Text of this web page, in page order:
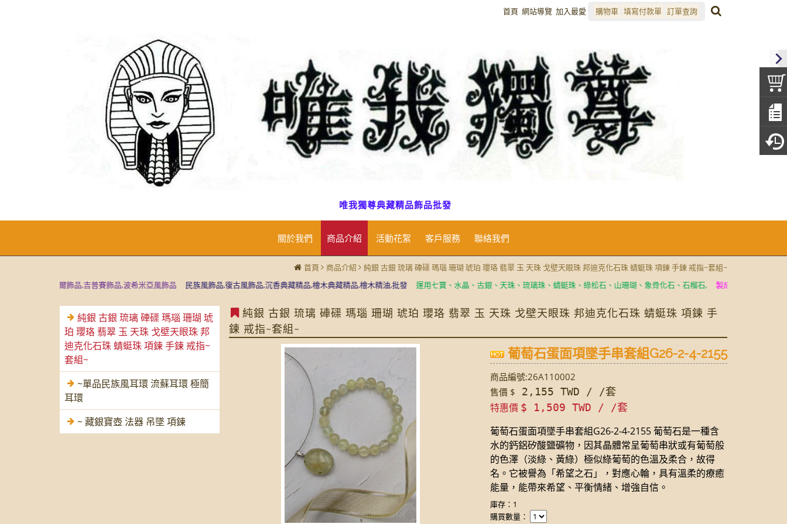
首頁 網站導覽 加入最愛 購物車 填寫付款單 訂單查詢
唯我獨尊典藏精品飾品批發
關於我們 商品介紹 活動花絮 客戶服務 聯絡我們
首頁 商品介紹
純銀 古銀 琉璃 硨磲 瑪瑙 珊瑚 琥珀 瓔珞 翡翠 玉 天珠 戈壁天眼珠 邦迪克化石珠 蜻蜓珠 項鍊 手鍊 戒指~套組~
飾品,尼泊爾飾品,吉普賽飾品,波希米亞風飾品
民族風飾品,復古風飾品,沉香典藏精品,檜木典藏精品,檜木精油,批發 運用七寶、水晶、古銀、天珠、琉璃珠、蜻蜓珠、綠松石、山珊瑚、象骨化石、石榴石, 製成耳環、項鍊、手鍊、
純銀 古銀 琉璃 硨磲 瑪瑙 珊瑚 琥
珀 瓔珞 翡翠 玉 天珠 戈壁天眼珠 邦
迪克化石珠 蜻蜓珠 項鍊 手鍊 戒指~
套組~
~單品民族風耳環 流蘇耳環 極簡
耳環
~ 藏銀寶壺 法器 吊墜 項鍊
純銀 古銀 琉璃 硨磲 瑪瑙 珊瑚 琥珀 瓔珞 翡翠 玉 天珠 戈壁天眼珠 邦迪克化石珠 蜻蜓珠 項鍊 手
鍊 戒指~套組~
葡萄石蛋面項墜手串套組G26-2-4-2155
商品編號:26A110002
售價 $ 2,155 TWD / /套
特惠價 $ 1,509 TWD / /套
葡萄石蛋面項墜手串套組G26-2-4-2155 葡萄石是一種含
水的鈣鋁矽酸鹽礦物，因其晶體常呈葡萄串狀或有葡萄般
的色澤（淡綠、黃綠）極似綠葡萄的色溫及柔合，故得
名。它被譽為「希望之石」，對應心輪，具有溫柔的療癒
能量，能帶來希望、平衡情緒、增強自信。
庫存：1
購買數量：